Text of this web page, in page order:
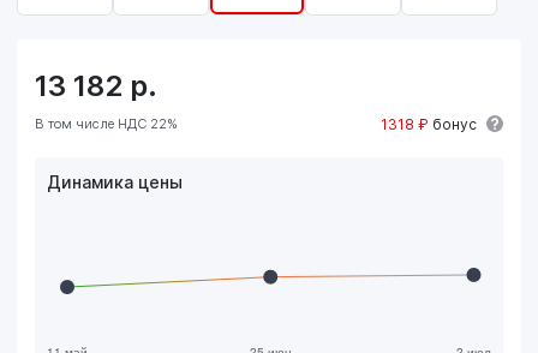
13 182 р.
В том числе НДС 22% 1318 ₽ бонус
Динамика цены